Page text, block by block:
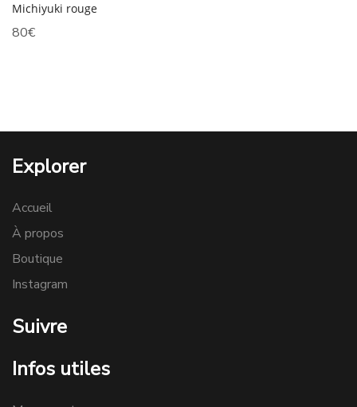
Michiyuki rouge
80€
Explorer
Accueil
À propos
Boutique
Instagram
Suivre
Infos utiles